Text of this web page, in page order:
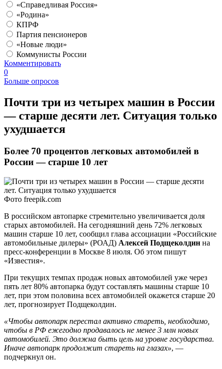
«Справедливая Россия»
«Родина»
КПРФ
Партия пенсионеров
«Новые люди»
Коммунисты России
Комментировать
0
Больше опросов
Почти три из четырех машин в России
— старше десяти лет. Ситуация только
ухудшается
Более 70 процентов легковых автомобилей в
России — старше 10 лет
Фото freepik.com
В российском автопарке стремительно увеличивается доля
старых автомобилей. На сегодняшний день 72% легковых
машин старше 10 лет, сообщил глава ассоциации «Российские
автомобильные дилеры» (РОАД) Алексей Подщеколдин на
пресс-конференции в Москве 8 июля. Об этом пишут
«Известия».
При текущих темпах продаж новых автомобилей уже через
пять лет 80% автопарка будут составлять машины старше 10
лет, при этом половина всех автомобилей окажется старше 20
лет, прогнозирует Подщеколдин.
«Чтобы автопарк перестал активно стареть, необходимо,
чтобы в РФ ежегодно продавалось не менее 3 млн новых
автомобилей. Это должна быть цель на уровне государства.
Иначе автопарк продолжит стареть на глазах», —
подчеркнул он.